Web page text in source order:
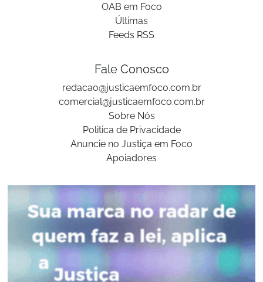
OAB em Foco
Últimas
Feeds RSS
Fale Conosco
redacao@justicaemfoco.com.br
comercial@justicaemfoco.com.br
Sobre Nós
Politica de Privacidade
Anuncie no Justiça em Foco
Apoiadores